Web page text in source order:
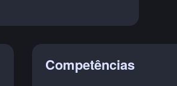
Competências